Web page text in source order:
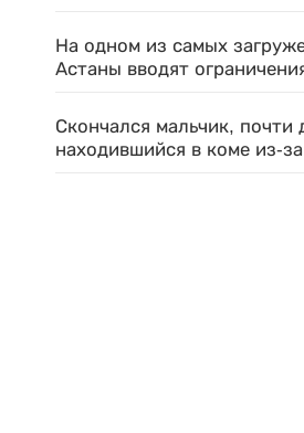
На одном из самых
Астаны вводят
Скончался мальчик, почти
находившийся в коме из-